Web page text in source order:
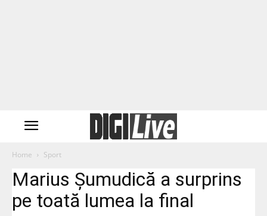
Home Sport
Marius Șumudică a surprins
pe toată lumea la final